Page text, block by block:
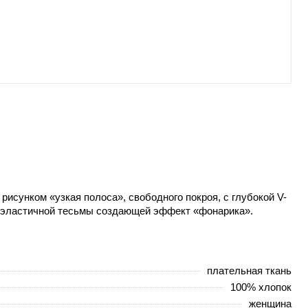
«узкая полоса», свободного покроя, с глубокой V-
тесьмы создающей эффект «фонарика».
плательная ткань
100% хлопок
женщина